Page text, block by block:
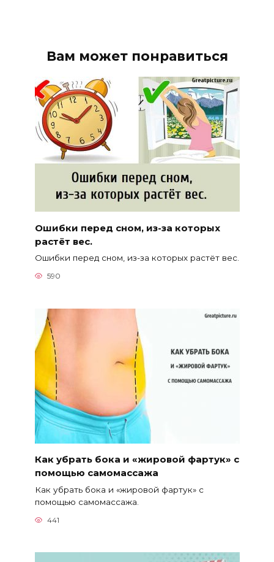
Вам может понравиться
Ошибки перед сном, из-за которых
растёт вес.
Ошибки перед сном, из-за которых растёт вес.
590
Как убрать бока и «жировой фартук» c
помощью самомассажа
Как убрать бока и «жировой фартук» c
помощью самомассажа.
441